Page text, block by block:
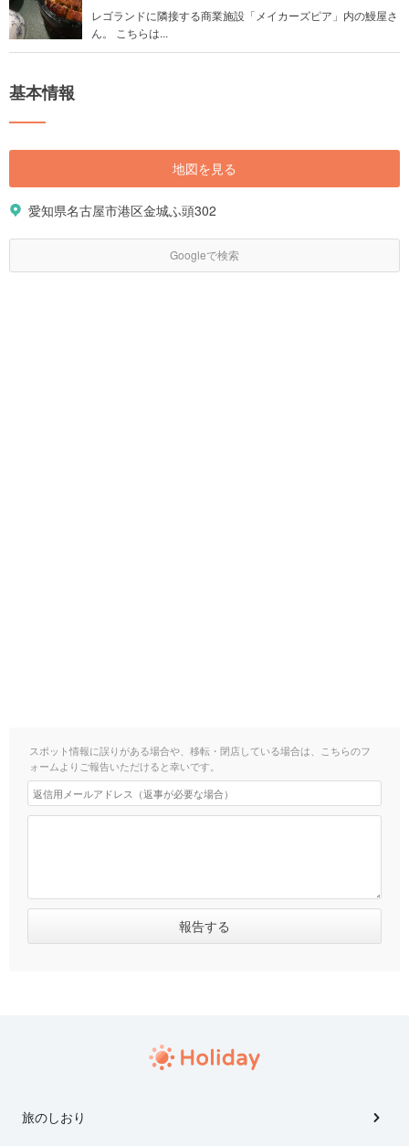
レゴランドに隣接する商業施設「メイカーズピア」内の鰻屋さ
ん。 こちらは...
基本情報
地図を見る
愛知県名古屋市港区金城ふ頭302
Googleで検索
スポット情報に誤りがある場合や、移転・閉店している場合は、こちらのフ
ォームよりご報告いただけると幸いです。
旅のしおり